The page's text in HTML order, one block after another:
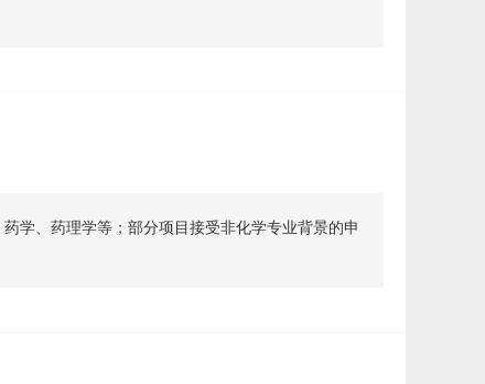
学、药理学等；部分项目接受非化学专业背景的申